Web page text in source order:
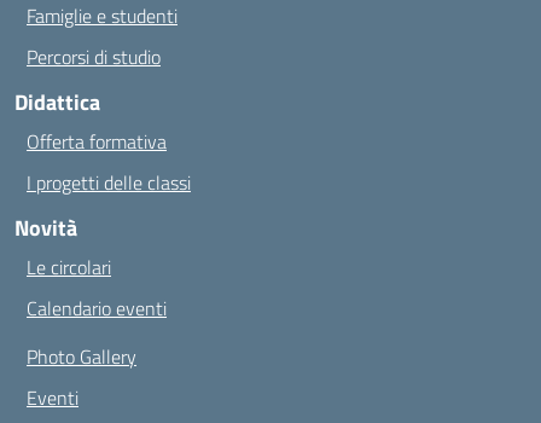
Famiglie e studenti
Percorsi di studio
Didattica
Offerta formativa
I progetti delle classi
Novità
Le circolari
Calendario eventi
Photo Gallery
Eventi